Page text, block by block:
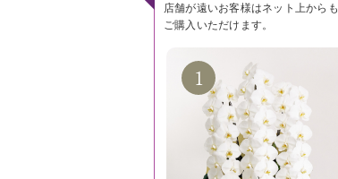
店舗が遠いお客様はネット上からも
ご購入いただけます。